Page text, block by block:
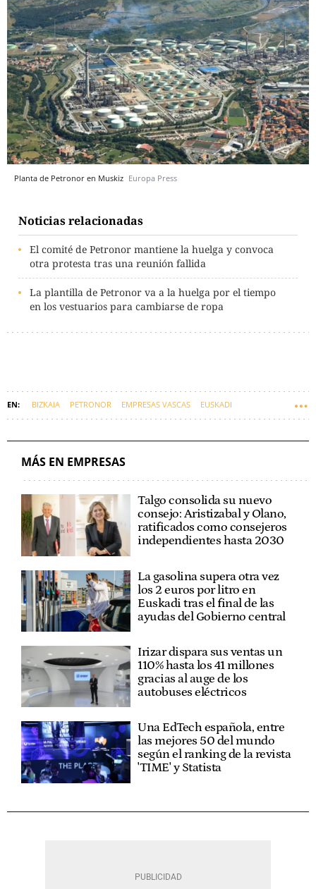
Planta de Petronor en Muskiz Europa Press
Noticias relacionadas
El comité de Petronor mantiene la huelga y convoca
otra protesta tras una reunión fallida
La plantilla de Petronor va a la huelga por el tiempo
en los vestuarios para cambiarse de ropa
BIZKAIA PETRONOR EMPRESAS VASCAS EUSKADI
MÁS EN EMPRESAS
Talgo consolida su nuevo
consejo: Aristizabal y Olano,
ratificados como consejeros
independientes hasta 2030
La gasolina supera otra vez
los 2 euros por litro en
Euskadi tras el final de las
ayudas del Gobierno central
Irizar dispara sus ventas un
110% hasta los 41 millones
gracias al auge de los
autobuses eléctricos
Una EdTech española, entre
las mejores 50 del mundo
según el ranking de la revista
'TIME' y Statista